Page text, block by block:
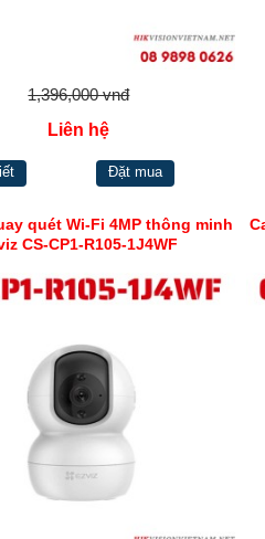
1,396,000 vnđ
Liên hệ
Đặt mua
quét Wi-Fi 4MP thông minh
CS-CP1-R105-1J4WF